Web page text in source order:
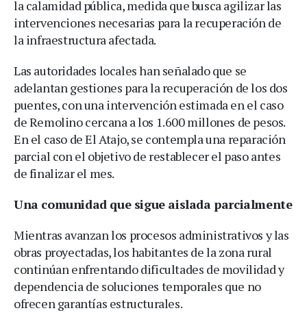
la calamidad pública, medida que busca agilizar las
intervenciones necesarias para la recuperación de
la infraestructura afectada.
Las autoridades locales han señalado que se
adelantan gestiones para la recuperación de los dos
puentes, con una intervención estimada en el caso
de Remolino cercana a los 1.600 millones de pesos.
En el caso de El Atajo, se contempla una reparación
parcial con el objetivo de restablecer el paso antes
de finalizar el mes.
Una comunidad que sigue aislada parcialmente
Mientras avanzan los procesos administrativos y las
obras proyectadas, los habitantes de la zona rural
continúan enfrentando dificultades de movilidad y
dependencia de soluciones temporales que no
ofrecen garantías estructurales.